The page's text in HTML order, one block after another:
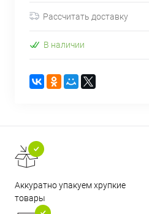
Рассчитать доставку
В наличии
Аккуратно упакуем хрупкие
товары